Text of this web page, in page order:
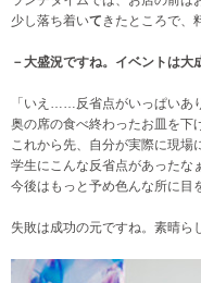
少し落ち着いて きたところで、
－大盛況ですね。イベントは大
「いえ……反省点がいっぱいあ
奥の席の食べ終わったお皿を
これから先、自分が実際に現場
学生にこんな反省点があったな
今後はもっと予め色んな所に目
失敗は成功の元ですね。素晴ら